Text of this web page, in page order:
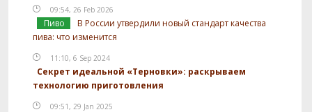
09:54, 26 Feb 2026
Пиво
В России утвердили новый стандарт качества
пива: что изменится
11:10, 6 Sep 2024
Секрет идеальной «Терновки»: раскрываем
технологию приготовления
09:51, 29 Jan 2025